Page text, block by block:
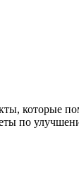
которые
по